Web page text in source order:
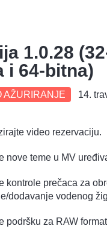
1.0.28
i 64-bitna)
AŽURIRANJE 14.
video rezervaciju.
nove teme u MV
kontrole prečaca za
dodavanje vodenog
podršku za RAW